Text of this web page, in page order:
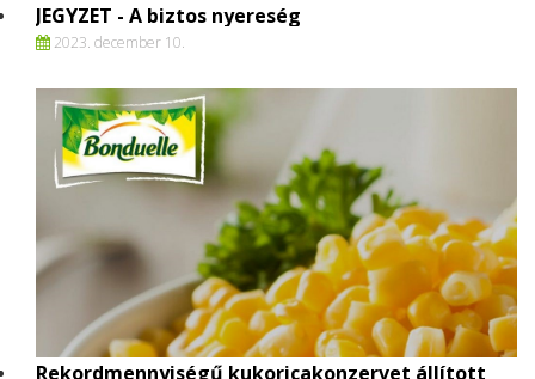
JEGYZET - A biztos nyereség
2023. december 10.
Rekordmennyiségű kukoricakonzervet állított